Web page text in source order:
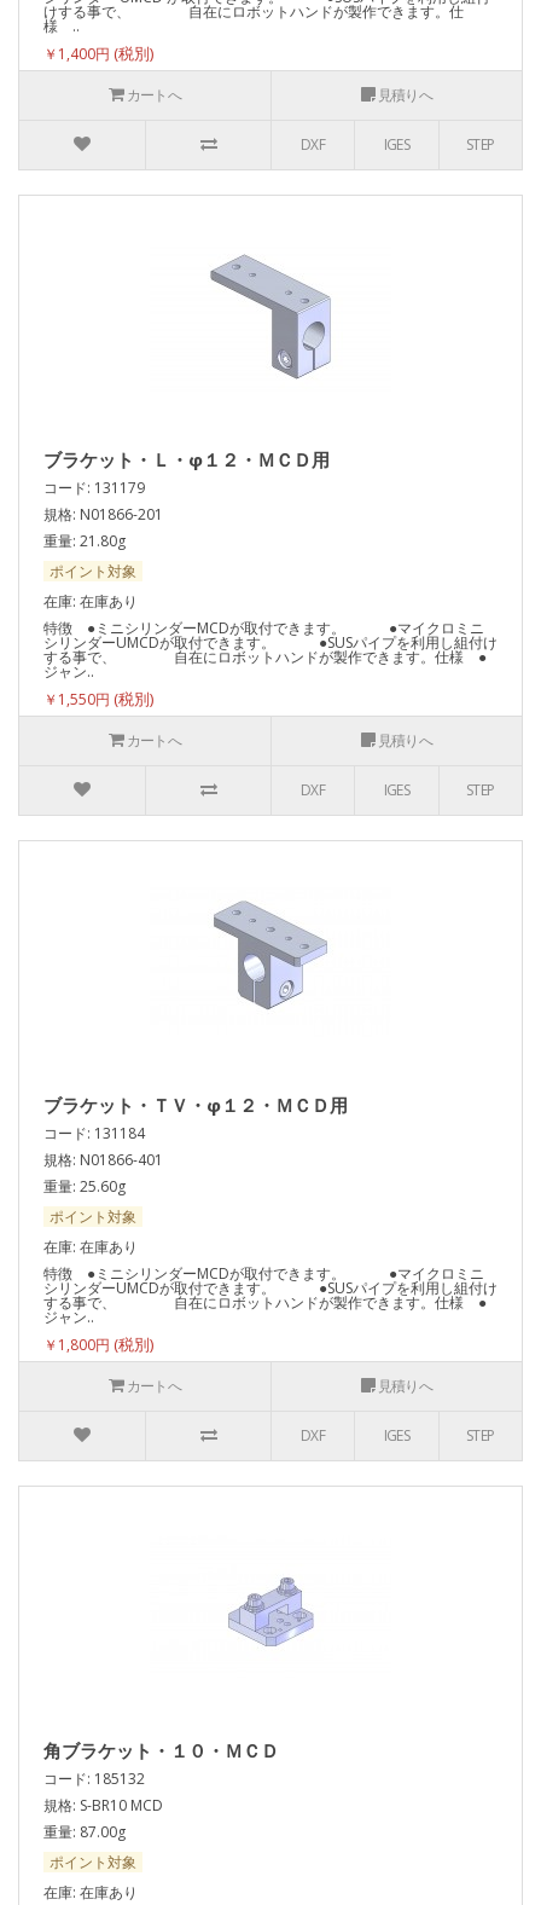
けする事で、 自在にロボットハンドが製作できます。仕
様 ..
￥1,400円
カートへ
見積りへ
DXF IGES STEP
ブラケット・Ｌ・φ１２・ＭＣＤ用
コード: 131179
規格: N01866-201
重量: 21.80g
ポイント対象
在庫: 在庫あり
特徴 ●ミニシリンダーMCDが取付できます。 ●マイクロミニ
シリンダーUMCDが取付できます。 ●SUSパイプを利用し組付け
する事で、 自在にロボットハンドが製作できます。仕様 ●
ジャン..
￥1,550円
カートへ
見積りへ
DXF IGES STEP
ブラケット・ＴＶ・φ１２・ＭＣＤ用
コード: 131184
規格: N01866-401
重量: 25.60g
ポイント対象
在庫: 在庫あり
特徴 ●ミニシリンダーMCDが取付できます。 ●マイクロミニ
シリンダーUMCDが取付できます。 ●SUSパイプを利用し組付け
する事で、 自在にロボットハンドが製作できます。仕様 ●
ジャン..
￥1,800円
カートへ
見積りへ
DXF IGES STEP
角ブラケット・１０・ＭＣＤ
コード: 185132
規格: S-BR10 MCD
重量: 87.00g
ポイント対象
在庫: 在庫あり